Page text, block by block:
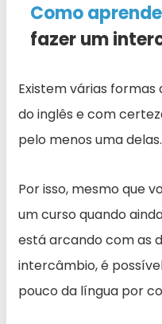
Como
fazer um
Existem várias
do inglês e com
pelo menos uma delas.
Por isso, mesmo que
um curso quando
está arcando com as
intercâmbio, é
pouco da língua por